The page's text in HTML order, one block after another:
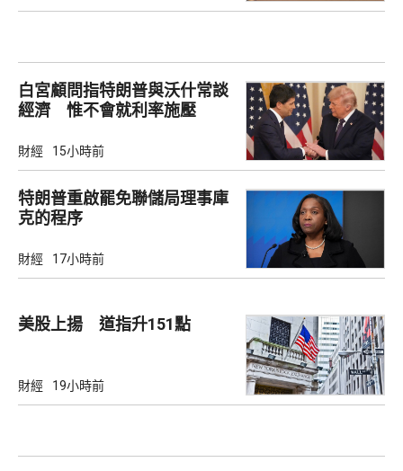
白宮顧問指特朗普與沃什常談
經濟 惟不會就利率施壓
財經 15小時前
特朗普重啟罷免聯儲局理事庫
克的程序
財經 17小時前
美股上揚 道指升151點
財經 19小時前